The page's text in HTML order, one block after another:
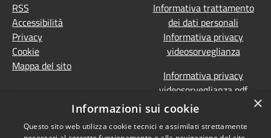
RSS
Accessibilità
Privacy
Cookie
Mappa del sito
Informativa trattamento
dei dati personali
Informativa privacy
videosorveglianza
Informativa privacy
videosorveglianza pdf
Dichiarazione di
Obiettivi accessibilità
×
Informazioni sui cookie
Questo sito web utilizza cookie tecnici e assimilati strettamente